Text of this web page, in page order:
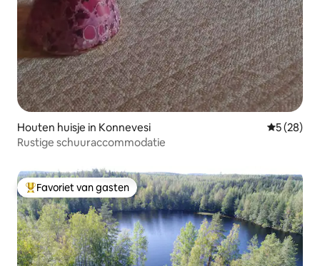
Houten huisje in Konnevesi
5 (28)
Rustige schuuraccommodatie
Topfavoriet van gasten
Favoriet van gasten